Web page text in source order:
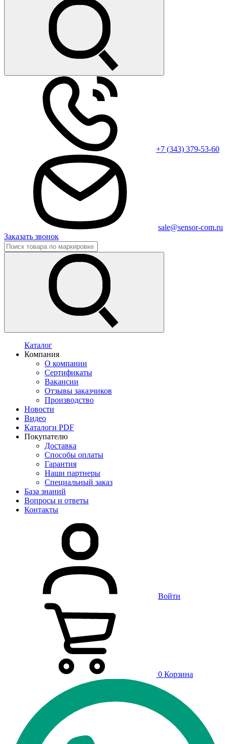
+7 (343) 379-53-60
sale@sensor-com.ru
Заказать звонок
Каталог
Компания
О компании
Сертификаты
Вакансии
Отзывы заказчиков
Производство
Новости
Видео
Каталоги PDF
Покупателю
Доставка
Способы оплаты
Гарантия
Наши партнеры
Специальный заказ
База знаний
Вопросы и ответы
Контакты
Войти
0 Корзина